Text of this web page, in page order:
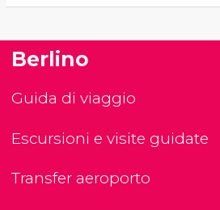
Berlino
Guida di viaggio
Escursioni e visite guidate
Transfer aeroporto